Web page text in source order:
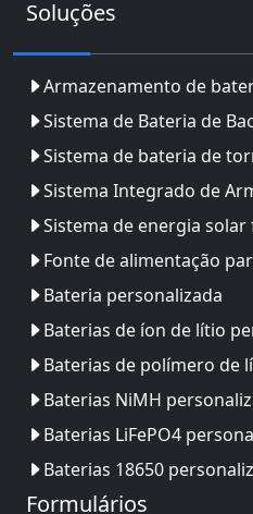
Soluções
Armazenamento de
Sistema de Bateria de
Sistema de bateria de
Sistema Integrado de
Sistema de energia
Fonte de alimentação
Bateria personalizada
Baterias de íon de lítio
Baterias de polímero de
Baterias NiMH
Baterias LiFePO4
Baterias 18650
Formulários